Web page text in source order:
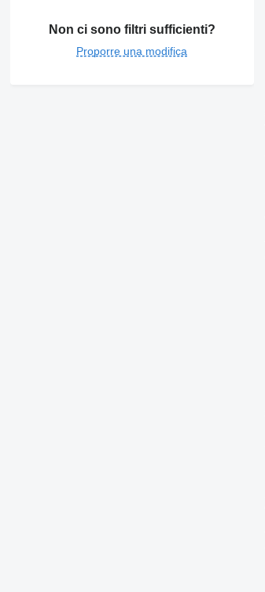
Non ci sono filtri sufficienti?
Proporre una modifica